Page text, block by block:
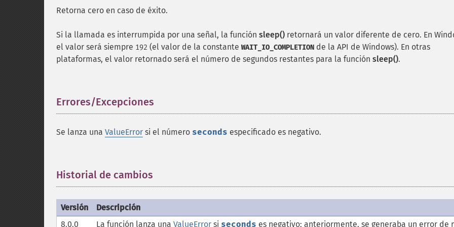
Retorna cero en caso de éxito.
Si la llamada es interrumpida por una señal, la función sleep() retornará un valor diferente de cero. En
el valor será siempre 192 (el valor de la constante WAIT_IO_COMPLETION de la API de Windows). En otras
plataformas, el valor retornado será el número de segundos restantes para la función sleep().
Errores/Excepciones
Se lanza una ValueError si el número seconds especificado es negativo.
Historial de cambios
Versión
Descripción
8.0.0
La función lanza una ValueError si seconds es negativo; anteriormente, se generaba un error de